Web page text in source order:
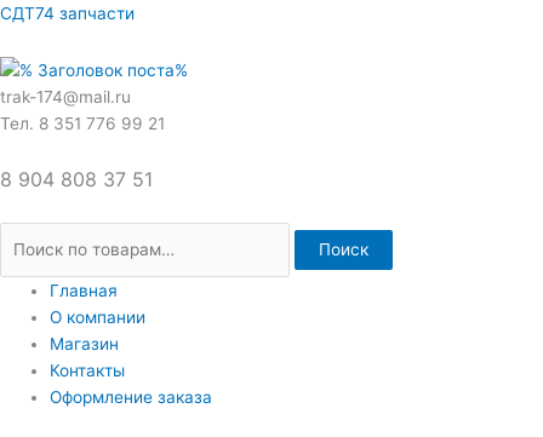
Перейти
содержимому
СДТ74 запчасти
trak-174@mail.ru
Тел. 8 351 776 99 21
8 904 808 37 51
Искать:
Поиск
Главная
О компании
Магазин
Контакты
Оформление заказа